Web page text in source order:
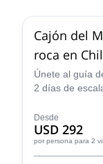
Cajón del
roca en
Únete al guía
2 días de
los mejores
Centrales
Desde
USD 292
por persona para 2